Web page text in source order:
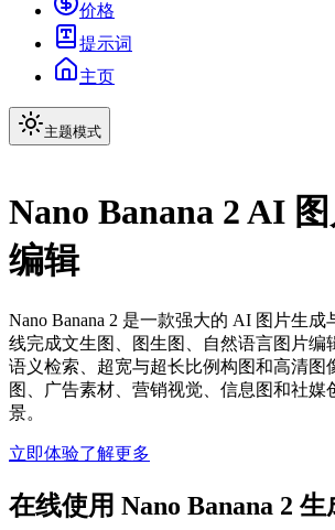
价格
提示词
主页
主题模式
Nano Banana 2 AI
编辑
Nano Banana 2 是一款强大的 AI 图片生
线完成文生图、图生图、自然语言图片编
语义检索、超宽与超长比例构图和高清图
图、广告素材、营销视觉、信息图和社媒
景。
立即体验了解更多
在线使用 Nano Banana 2